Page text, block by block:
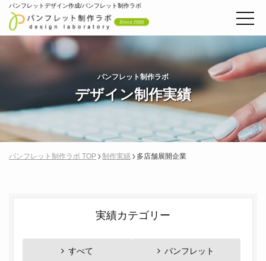
パンフレットデザイン作成/パンフレット制作ラボ
パンフレット制作ラボ
デザイン制作実績
パンフレット制作ラボ TOP 制作実績 多店舗展開企業
実績カテゴリー
すべて パンフレット